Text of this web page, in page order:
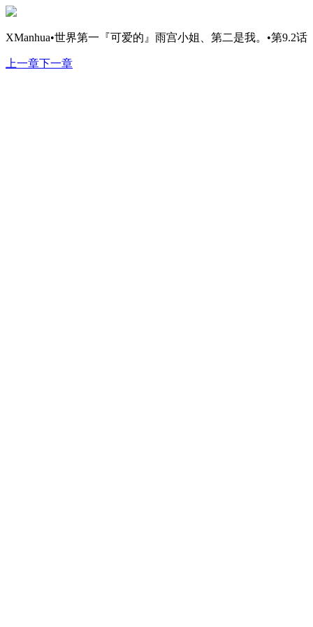
XManhua•世界第一『可爱的』雨宫小姐、第二是我。•第9.2话
上一章下一章